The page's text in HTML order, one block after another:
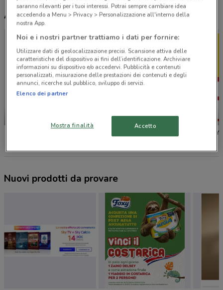
Altri volantini nelle vicinanze
-5 GIORNI
PENNY
Nuovi prodotti da provare
saranno rilevanti per i tuoi interessi. Potrai sempre cambiare idea
accedendo a Menu > Privacy > Personalizzazione all'interno della
nostra App.
Noi e i nostri partner trattiamo i dati per fornire:
Utilizzare dati di geolocalizzazione precisi. Scansione attiva delle
caratteristiche del dispositivo ai fini dell’identificazione. Archiviare
informazioni su dispositivo e/o accedervi. Pubblicità e contenuti
personalizzati, misurazione delle prestazioni dei contenuti e degli
annunci, ricerche sul pubblico, sviluppo di servizi.
Elenco dei partner
Mostra finalità Accetto